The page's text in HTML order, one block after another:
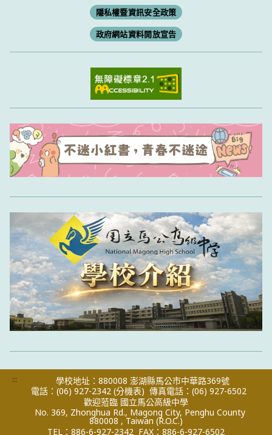
隱私權暨資訊安全政策
政府網站資料開放宣告
:::
學校地址：880008 澎湖縣馬公市中華路369號
電話：(06) 927-2342 (分機表) 傳真電話：(06) 927-6502
歡迎蒞臨 國立馬公高級中學
No. 369, Zhonghua Rd., Magong City, Penghu County
880008 , Taiwan (R.O.C.)
TEL：886-6-927-2342 FAX：886-6-927-6502